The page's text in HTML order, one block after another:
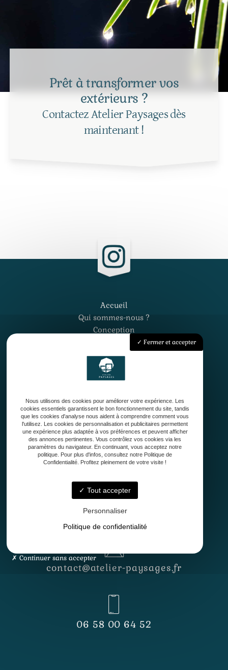
Prêt à transformer vos
extérieurs ?
Contactez Atelier Paysages dès
maintenant !
Accueil
Qui sommes-nous ?
Conception
Entretien de jardin
Contact
33127 Saint-Jean-d'Illac
Lundi - Vendredi
8h30 - 12h30 & 13h30 - 17h
contact@atelier-paysages.fr
06 58 00 64 52
Fermer et accepter
Nous utilisons des cookies pour améliorer votre expérience. Les
cookies essentiels garantissent le bon fonctionnement du site, tandis
que les cookies d'analyse nous aident à comprendre comment vous
l'utilisez. Les cookies de personnalisation et publicitaires permettent
une expérience plus adaptée à vos préférences et peuvent afficher
des annonces pertinentes. Vous contrôlez vos cookies via les
paramètres du navigateur. En continuant, vous acceptez notre
politique. Pour plus d'infos, consultez notre Politique de
Confidentialité. Profitez pleinement de votre visite !
Tout accepter
Personnaliser
Politique de confidentialité
Continuer sans accepter